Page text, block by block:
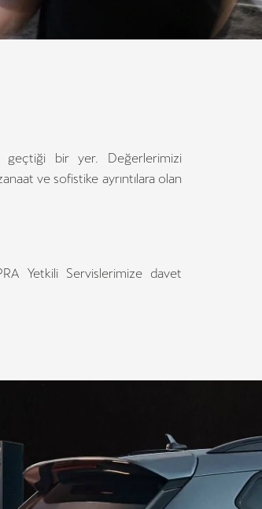
geçtiği bir yer. Değerlerimizi
ve sofistike ayrıntılara olan
Yetkili Servislerimize davet